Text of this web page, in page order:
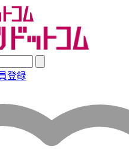
登録